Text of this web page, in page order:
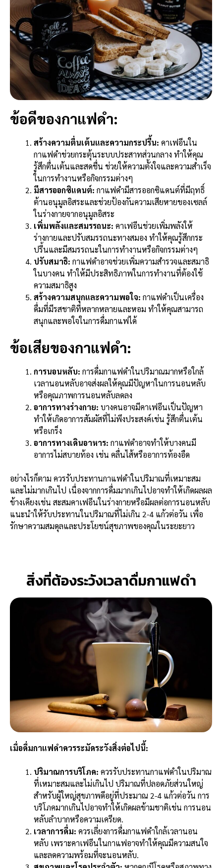
ข้อดีของกาแฟดำ:
สร้างความตื่นเต้นและความกระปรี้น: คาเฟอีนใน
กาแฟดำช่วยกระตุ้นระบบประสาทส่วนกลาง ทำให้คุณ
รู้สึกตื่นเต้นและสดชื่น ช่วยให้ความตั้งใจและความสำเร็จ
ในการทำงานหรือกิจกรรมต่างๆ
มีสารออกซิแดนต์: กาแฟดำมีสารออกซิแดนต์ที่มีฤทธิ์
ต้านอนุมูลอิสระและช่วยป้องกันความเสียหายของเซลล์
ในร่างกายจากอนุมูลอิสระ
เพิ่มพลังและสมรรถนะ: คาเฟอีนช่วยเพิ่มพลังให้
ร่างกายและปรับสมรรถนะทางสมอง ทำให้คุณรู้สึกกระ
ปรี้นและมีสมรรถนะในการทำงานหรือกิจกรรมต่างๆ
ปรับสมาธิ: กาแฟดำอาจช่วยเพิ่มความสำรวจและสมาธิ
ในบางคน ทำให้มีประสิทธิภาพในการทำงานที่ต้องใช้
ความสมาธิสูง
สร้างความสนุกและความพอใจ: กาแฟดำเป็นเครื่อง
ดื่มที่มีรสชาติที่หลากหลายและหอม ทำให้คุณสามารถ
สนุกและพอใจในการดื่มกาแฟได้
ข้อเสียของกาแฟดำ:
การนอนหลับ: การดื่มกาแฟดำในปริมาณมากหรือใกล้
เวลานอนหลับอาจส่งผลให้คุณมีปัญหาในการนอนหลับ
หรือคุณภาพการนอนหลับลดลง
อาการทางร่างกาย: บางคนอาจมีคาเฟอีนเป็นปัญหา
ทำให้เกิดอาการสัมผัสที่ไม่พึงประสงค์เช่น รู้สึกตื่นเต้น
หรือเกร็ง
อาการทางเดินอาหาร: กาแฟดำอาจทำให้บางคนมี
อาการไม่สบายท้อง เช่น คลื่นไส้หรืออาการท้องอืด
อย่างไรก็ตาม ควรรับประทานกาแฟดำในปริมาณที่เหมาะสม
และไม่มากเกินไป เนื่องจากการดื่มมากเกินไปอาจทำให้เกิดผลผล
ข้างเคียงเช่น สะสมคาเฟอีนในร่างกายหรือมีผลต่อการนอนหลับ
แนะนำให้รับประทานในปริมาณที่ไม่เกิน 2-4 แก้วต่อวัน เพื่อ
รักษาความสมดุลและประโยชน์สุขภาพของคุณในระยะยาว
สิ่งที่ต้องระวังเวลาดื่มกาแฟดำ
เมื่อดื่มกาแฟดำควรระมัดระวังสิ่งต่อไปนี้:
ปริมาณการบริโภค: ควรรับประทานกาแฟดำในปริมาณ
ที่เหมาะสมและไม่เกินไป ปริมาณที่ปลอดภัยส่วนใหญ่
สำหรับผู้ใหญ่สุขภาพดีอยู่ที่ประมาณ 2-4 แก้วต่อวัน การ
บริโภคมากเกินไปอาจทำให้เกิดผลข้ามชาติเช่น การนอน
หลับลำบากหรือความเครียด.
เวลาการดื่ม: ควรเลี่ยงการดื่มกาแฟดำใกล้เวลานอน
หลับ เพราะคาเฟอีนในกาแฟอาจทำให้คุณมีความสนใจ
และลดความพร้อมที่จะนอนหลับ.